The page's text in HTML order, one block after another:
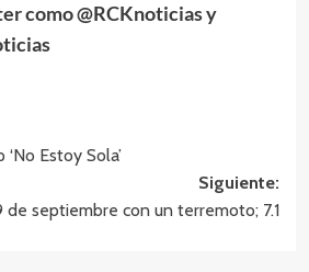
como @RCKnoticias y
Estoy Sola’
Siguiente:
de septiembre con un terremoto; 7.1